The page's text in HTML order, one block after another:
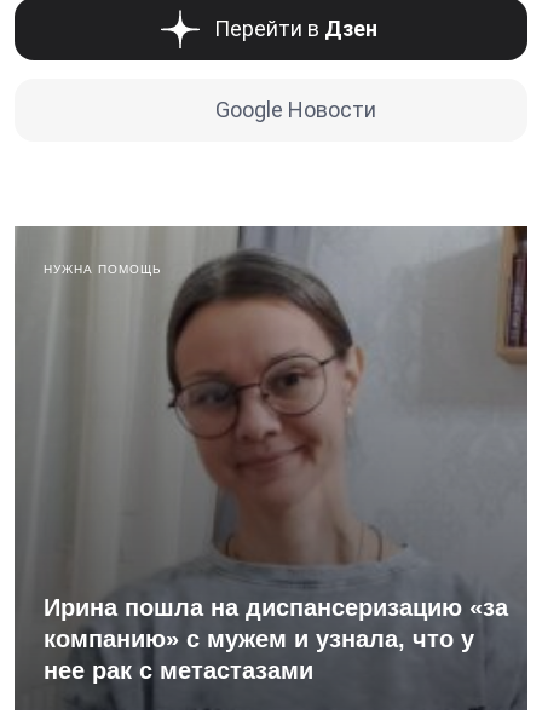
Перейти в Дзен
Google Новости
НУЖНА ПОМОЩЬ
Ирина пошла на диспансеризацию «за
компанию» с мужем и узнала, что у
нее рак с метастазами